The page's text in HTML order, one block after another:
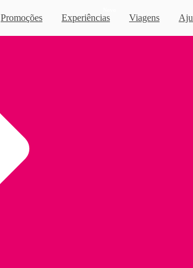
Promoções Experiências Viagens